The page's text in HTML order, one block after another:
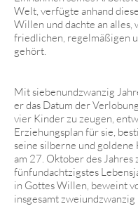
Welt, verfügte anhand
Willen und dachte an alles,
friedlichen, regelmäßigen
gehört.
Mit siebenundzwanzig
er das Datum der
vier Kinder zu zeugen,
Erziehungsplan für sie,
seine silberne und
am 27. Oktober des Jahres
fünfundachtzigstes
in Gottes Willen, beweint
insgesamt